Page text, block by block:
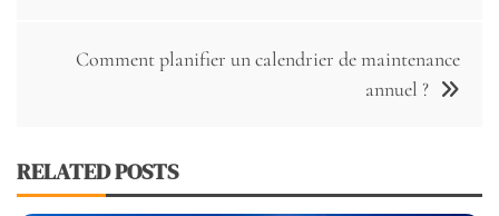
Comment planifier un calendrier de maintenance
annuel ?
RELATED POSTS